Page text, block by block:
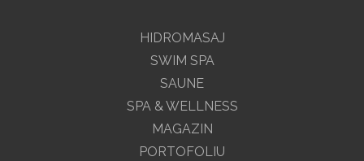
HIDROMASAJ
SWIM SPA
SAUNE
SPA & WELLNESS
MAGAZIN
PORTOFOLIU